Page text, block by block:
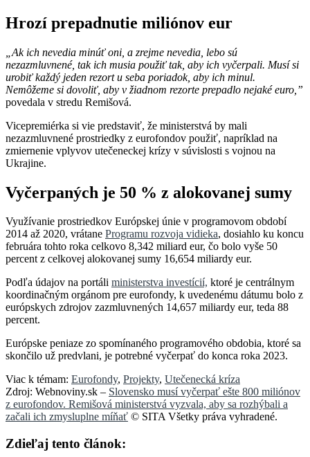
Hrozí prepadnutie miliónov eur
„Ak ich nevedia minúť oni, a zrejme nevedia, lebo sú
nezazmluvnené, tak ich musia použiť tak, aby ich vyčerpali. Musí si
urobiť každý jeden rezort u seba poriadok, aby ich minul.
Nemôžeme si dovoliť, aby v žiadnom rezorte prepadlo nejaké euro,”
povedala v stredu Remišová.
Vicepremiérka si vie predstaviť, že ministerstvá by mali
nezazmluvnené prostriedky z eurofondov použiť, napríklad na
zmiernenie vplyvov utečeneckej krízy v súvislosti s vojnou na
Ukrajine.
Vyčerpaných je 50 % z alokovanej sumy
Využívanie prostriedkov Európskej únie v programovom období
2014 až 2020, vrátane Programu rozvoja vidieka, dosiahlo ku koncu
februára tohto roka celkovo 8,342 miliard eur, čo bolo vyše 50
percent z celkovej alokovanej sumy 16,654 miliardy eur.
Podľa údajov na portáli ministerstva investícií, ktoré je centrálnym
koordinačným orgánom pre eurofondy, k uvedenému dátumu bolo z
európskych zdrojov zazmluvnených 14,657 miliardy eur, teda 88
percent.
Európske peniaze zo spomínaného programového obdobia, ktoré sa
skončilo už predvlani, je potrebné vyčerpať do konca roka 2023.
Viac k témam: Eurofondy, Projekty, Utečenecká kríza
Zdroj: Webnoviny.sk – Slovensko musí vyčerpať ešte 800 miliónov
z eurofondov. Remišová ministerstvá vyzvala, aby sa rozhýbali a
začali ich zmysluplne míňať © SITA Všetky práva vyhradené.
Zdieľaj tento článok: